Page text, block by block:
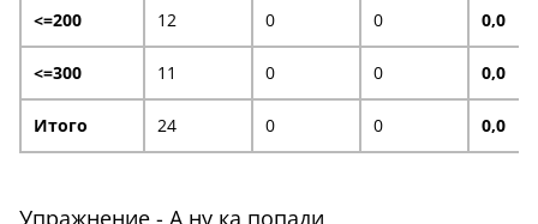
МАСТЕРСКАЯ
О НАС
<=200 12 0 0 0,0
<=300 11 0 0 0,0
Итого 24 0 0 0,0